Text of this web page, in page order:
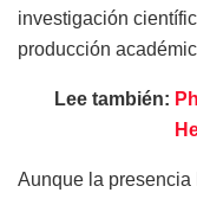
investigación
producción
Lee también:
Aunque la